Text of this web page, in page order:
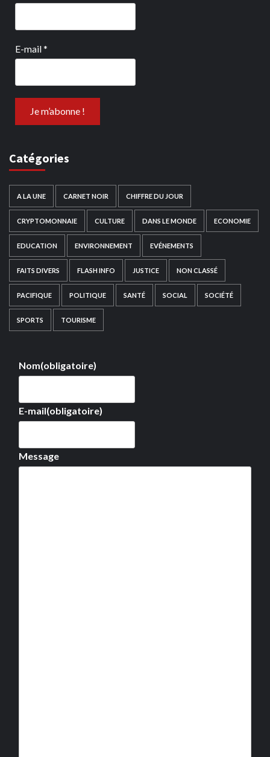
E-mail*
Catégories
A LA UNE CARNET NOIR CHIFFRE DU JOUR
CRYPTOMONNAIE CULTURE DANS LE MONDE ECONOMIE
EDUCATION ENVIRONNEMENT EVÉNEMENTS
FAITS DIVERS FLASH INFO JUSTICE NON CLASSÉ
PACIFIQUE POLITIQUE SANTÉ SOCIAL SOCIÉTÉ
SPORTS TOURISME
Nom(obligatoire)
E-mail(obligatoire)
Message